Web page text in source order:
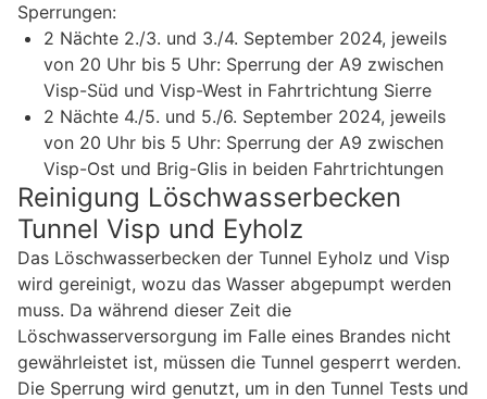
Sperrungen:
2 Nächte 2./3. und 3./4. September 2024, jeweils
von 20 Uhr bis 5 Uhr: Sperrung der A9 zwischen
Visp-Süd und Visp-West in Fahrtrichtung Sierre
2 Nächte 4./5. und 5./6. September 2024, jeweils
von 20 Uhr bis 5 Uhr: Sperrung der A9 zwischen
Visp-Ost und Brig-Glis in beiden Fahrtrichtungen
Reinigung Löschwasserbecken
Tunnel Visp und Eyholz
Das Löschwasserbecken der Tunnel Eyholz und Visp
wird gereinigt, wozu das Wasser abgepumpt werden
muss. Da während dieser Zeit die
Löschwasserversorgung im Falle eines Brandes nicht
gewährleistet ist, müssen die Tunnel gesperrt werden.
Die Sperrung wird genutzt, um in den Tunnel Tests und